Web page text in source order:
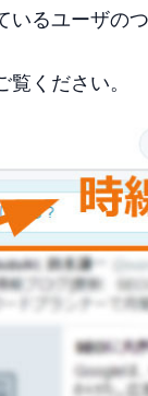
るユーザの
覧ください。